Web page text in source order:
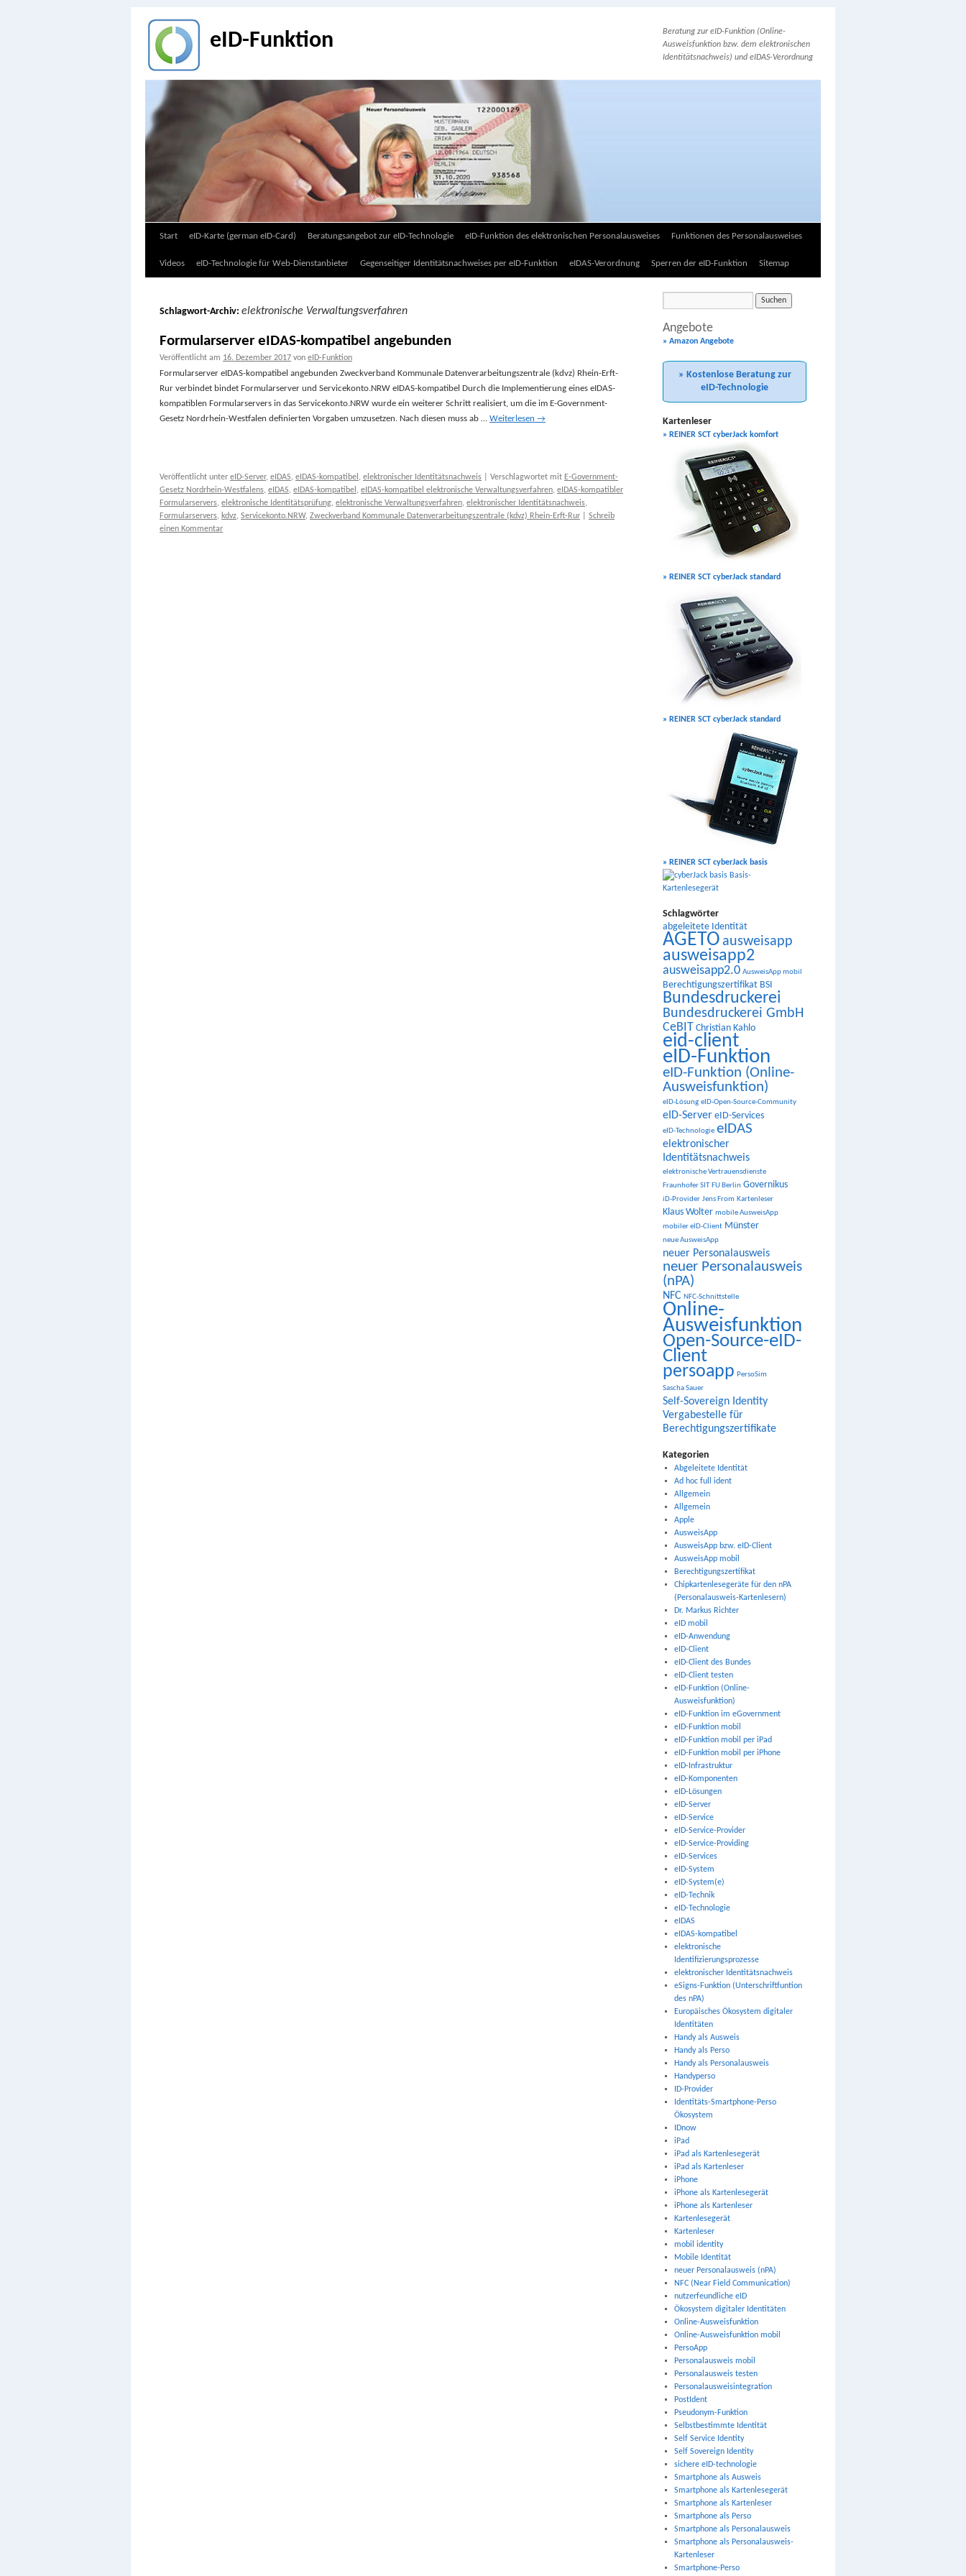
eID-Funktion
Beratung zur eID-Funktion (Online-
Ausweisfunktion bzw. dem elektronischen
Identitätsnachweis) und eIDAS-Verordnung
Zum
Inhalt
Start eID-Karte (german eID-Card) Beratungsangebot zur eID-Technologie eID-Funktion des elektronischen Personalausweises Funktionen des Personalausweises
Videos eID-Technologie für Web-Dienstanbieter Gegenseitiger Identitätsnachweises per eID-Funktion eIDAS-Verordnung Sperren der eID-Funktion Sitemap
Schlagwort-Archiv: elektronische Verwaltungsverfahren
Formularserver eIDAS-kompatibel angebunden
Veröffentlicht am 16. Dezember 2017 von eID-Funktion
Formularserver eIDAS-kompatibel angebunden Zweckverband Kommunale Datenverarbeitungszentrale (kdvz) Rhein-Erft-
Rur verbindet bindet Formularserver und Servicekonto.NRW eIDAS-kompatibel Durch die Implementierung eines eIDAS-
kompatiblen Formularservers in das Servicekonto.NRW wurde ein weiterer Schritt realisiert, um die im E-Government-
Gesetz Nordrhein-Westfalen definierten Vorgaben umzusetzen. Nach diesen muss ab … Weiterlesen →
Veröffentlicht unter eID-Server, eIDAS, eIDAS-kompatibel , elektronischer Identitätsnachweis Verschlagwortet mit E-Government-
Gesetz Nordrhein-Westfalens, eIDAS, eIDAS-kompatibel , eIDAS-kompatibel elektronische Verwaltungsverfahren, eIDAS-kompatibler
Formularservers, elektronische Identitätsprüfung, elektronische Verwaltungsverfahren, elektronischer Identitätsnachweis,
Formularservers, kdvz, Servicekonto.NRW, Zweckverband Kommunale Datenverarbeitungszentrale (kdvz) Rhein-Erft-Rur
Schreib
einen Kommentar
Angebote
» Amazon Angebote
» Kostenlose Beratung zur
eID-Technologie
Kartenleser
» REINER SCT cyberJack komfort
» REINER SCT cyberJack standard
» REINER SCT cyberJack standard
» REINER SCT cyberJack basis
Schlagwörter
abgeleitete Identität
AGETO ausweisapp
ausweisapp2
ausweisapp2.0 AusweisApp mobil
Berechtigungszertifikat BSI
Bundesdruckerei
Bundesdruckerei GmbH
CeBIT Christian Kahlo
eid-client
eID-Funktion
eID-Funktion (Online-
Ausweisfunktion)
eID-Lösung eID-Open-Source-Community
eID-Server eID-Services
eID-Technologie eIDAS
elektronischer
Identitätsnachweis
elektronische Vertrauensdienste
Fraunhofer SIT FU Berlin Governikus
iD-Provider Jens From Kartenleser
Klaus Wolter mobile AusweisApp
mobiler eID-Client Münster
neue AusweisApp
neuer Personalausweis
neuer Personalausweis
(nPA)
NFC NFC-Schnittstelle
Online-
Ausweisfunktion
Open-Source-eID-
Client
persoapp PersoSim
Sascha Sauer
Self-Sovereign Identity
Vergabestelle für
Berechtigungszertifikate
Kategorien
Abgeleitete Identität
Ad hoc full ident
Allgemein
Allgemein
Apple
AusweisApp
AusweisApp bzw. eID-Client
AusweisApp mobil
Berechtigungszertifikat
Chipkartenlesegeräte für den nPA
(Personalausweis-Kartenlesern)
Dr. Markus Richter
eID mobil
eID-Anwendung
eID-Client
eID-Client des Bundes
eID-Client testen
eID-Funktion (Online-
Ausweisfunktion)
eID-Funktion im eGovernment
eID-Funktion mobil
eID-Funktion mobil per iPad
eID-Funktion mobil per iPhone
eID-Infrastruktur
eID-Komponenten
eID-Lösungen
eID-Server
eID-Service
eID-Service-Provider
eID-Service-Providing
eID-Services
eID-System
eID-System(e)
eID-Technik
eID-Technologie
eIDAS
eIDAS-kompatibel
elektronische
Identifizierungsprozesse
elektronischer Identitätsnachweis
eSigns-Funktion (Unterschriftfuntion
des nPA)
Europäisches Ökosystem digitaler
Identitäten
Handy als Ausweis
Handy als Perso
Handy als Personalausweis
Handyperso
ID-Provider
Identitäts-Smartphone-Perso
Ökosystem
IDnow
iPad
iPad als Kartenlesegerät
iPad als Kartenleser
iPhone
iPhone als Kartenlesegerät
iPhone als Kartenleser
Kartenlesegerät
Kartenleser
mobil identity
Mobile Identität
neuer Personalausweis (nPA)
NFC (Near Field Communication)
nutzerfeundliche eID
Ökosystem digitaler Identitäten
Online-Ausweisfunktion
Online-Ausweisfunktion mobil
PersoApp
Personalausweis mobil
Personalausweis testen
Personalausweisintegration
PostIdent
Pseudonym-Funktion
Selbstbestimmte Identität
Self Service Identity
Self Sovereign Identity
sichere eID-technologie
Smartphone als Ausweis
Smartphone als Kartenlesegerät
Smartphone als Kartenleser
Smartphone als Perso
Smartphone als Personalausweis
Smartphone als Personalausweis-
Kartenleser
Smartphone-Perso